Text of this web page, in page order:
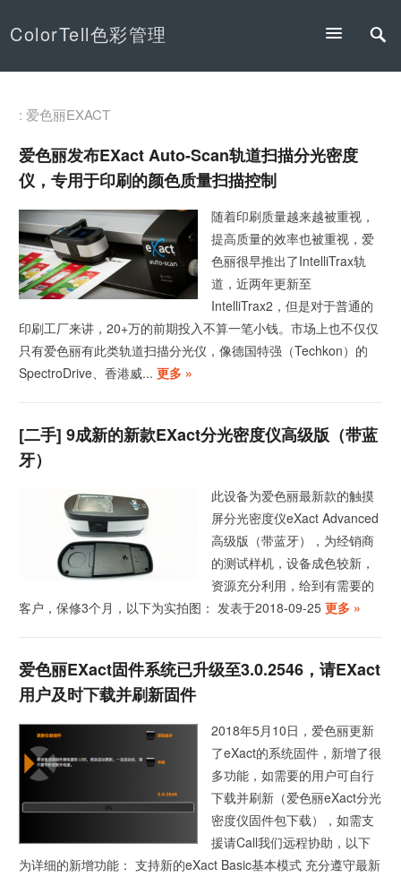
ColorTell色彩管理
: 爱色丽EXACT
爱色丽发布eXact Auto-Scan轨道扫描分光密度
仪，专用于印刷的颜色质量扫描控制
随着印刷质量越来越被重视，
提高质量的效率也被重视，爱
色丽很早推出了IntelliTrax轨
道，近两年更新至
IntelliTrax2，但是对于普通的
印刷工厂来讲，20+万的前期投入不算一笔小钱。市场上也不仅仅
只有爱色丽有此类轨道扫描分光仪，像德国特强（Techkon）的
SpectroDrive、香港威...更多 »
[二手] 9成新的新款eXact分光密度仪高级版（带蓝
牙）
此设备为爱色丽最新款的触摸
屏分光密度仪eXact Advanced
高级版（带蓝牙），为经销商
的测试样机，设备成色较新，
资源充分利用，给到有需要的
客户，保修3个月，以下为实拍图： 发表于2018-09-25 更多 »
爱色丽eXact固件系统已升级至3.0.2546，请eXact
用户及时下载并刷新固件
2018年5月10日，爱色丽更新
了eXact的系统固件，新增了很
多功能，如需要的用户可自行
下载并刷新（爱色丽eXact分光
密度仪固件包下载），如需支
援请Call我们远程协助，以下
为详细的新增功能： 支持新的eXact Basic基本模式 充分遵守最新